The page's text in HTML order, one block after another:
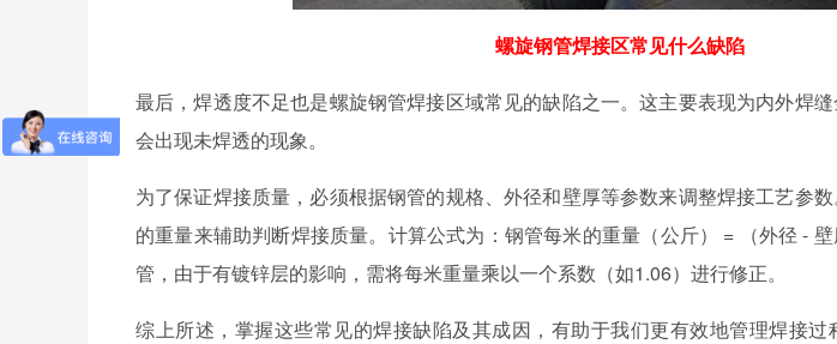
螺旋钢管焊接区常见什么缺陷
最后，焊透度不足也是螺旋钢管焊接区域常见的缺陷之一。这主要表现为内外焊
会出现未焊透的现象。
为了保证焊接质量，必须根据钢管的规格、外径和壁厚等参数来调整焊接工艺参
的重量来辅助判断焊接质量。计算公式为：钢管每米的重量（公斤） = （外径 -
管，由于有镀锌层的影响，需将每米重量乘以一个系数（如1.06）进行修正。
综上所述，掌握这些常见的焊接缺陷及其成因，有助于我们更有效地管理焊接